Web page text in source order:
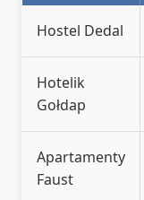
Hostel Dedal
Hotelik
Gołdap
Apartamenty
Faust